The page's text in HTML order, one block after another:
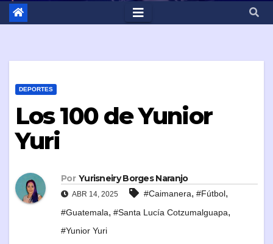
DEPORTES
Los 100 de Yunior
Yuri
Por Yurisneiry Borges Naranjo
ABR 14, 2025 #Caimanera, #Fútbol,
#Guatemala, #Santa Lucía Cotzumalguapa,
#Yunior Yuri